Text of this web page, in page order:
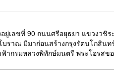
เลขที่ 90 ถนนศรีอยุธยา แขวงวชิ
บราณ มีมาก่อนสร้างกรุงรัตนโกสิน
กรมหลวงพิทักษ์มนตรี พระโอรสข